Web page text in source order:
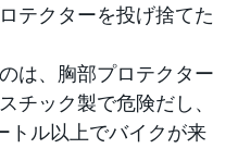
テクターを投げ捨てた
は、胸部プロテクター
チック製で危険だし、
トル以上でバイクが来